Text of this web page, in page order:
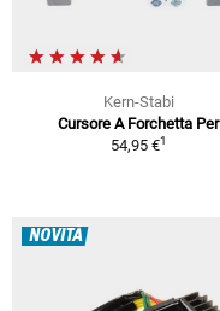
Kern-Stabi
Cursore A Forchetta Per
54,95 €1
NOVITÀ